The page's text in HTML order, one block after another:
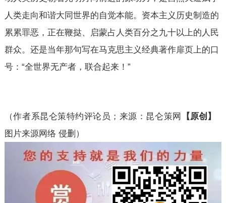
人类走向和谐大同世界的自觉本能。资本主义历史制造的
累累罪恶，正在鞭挞、启蒙占人类百分之九十以上的人民
群众。还是当年那句写在马克思主义经典著作扉页上的口
号：“全世界无产者，联合起来！”
（作者系昆仑策特约评论员；来源：昆仑策网
【原创】
图片来源网络 侵删）